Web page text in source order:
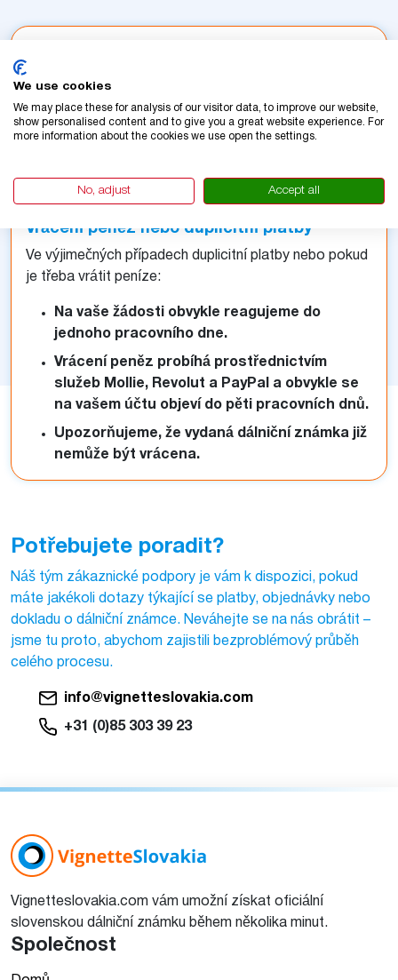
Platba neproběhla?
Pokud vaše platba neproběhla nebo jste neobdrželi
potvrzovací e-mail, kontaktujte nás prosím
info@vignetteslovakia.com.
Vrácení peněz nebo duplicitní platby
Ve výjimečných případech duplicitní platby nebo pokud
je třeba vrátit peníze:
Na vaše žádosti obvykle reagujeme do
jednoho pracovního dne.
Vrácení peněz probíhá prostřednictvím
služeb Mollie, Revolut a PayPal a obvykle se
na vašem účtu objeví do pěti pracovních dnů.
Upozorňujeme, že vydaná dálniční známka již
nemůže být vrácena.
Potřebujete poradit?
Náš tým zákaznické podpory je vám k dispozici, pokud
máte jakékoli dotazy týkající se platby, objednávky nebo
dokladu o dálniční známce. Neváhejte se na nás obrátit –
jsme tu proto, abychom zajistili bezproblémový průběh
celého procesu.
info@vignetteslovakia.com
+31 (0)85 303 39 23
Vignetteslovakia.com vám umožní získat oficiální
slovenskou dálniční známku během několika minut.
Společnost
We use cookies
We may place these for analysis of our visitor data, to improve our website,
show personalised content and to give you a great website experience. For
more information about the cookies we use open the settings.
No, adjust Accept all